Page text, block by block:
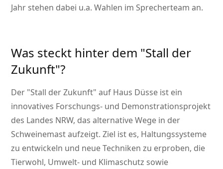
Jahr stehen dabei u.a. Wahlen im Sprecherteam an.
Was steckt hinter dem Stall der
Zukunft ?
Der Stall der Zukunft auf Haus Düsse ist ein
innovatives Forschungs- und Demonstrationsprojekt
des Landes NRW, das alternative Wege in der
Schweinemast aufzeigt. Ziel ist es, Haltungssysteme
zu entwickeln und neue Techniken zu erproben, die
Tierwohl, Umwelt- und Klimaschutz sowie